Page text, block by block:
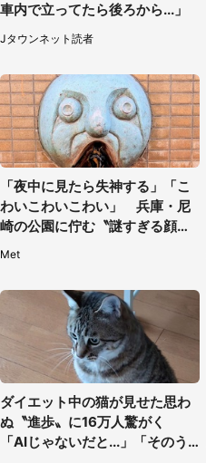
車内で立ってたら後ろから...」
Jタウンネット読者
「夜中に見たら失神する」「こ
わいこわいこわい」 兵庫・尼
崎の公園に佇む〝謎すぎる顔〟
Met
ダイエット中の猫が見せた思わ
ぬ〝進歩〟に16万人驚がく
「AIじゃないだと...」「そのう